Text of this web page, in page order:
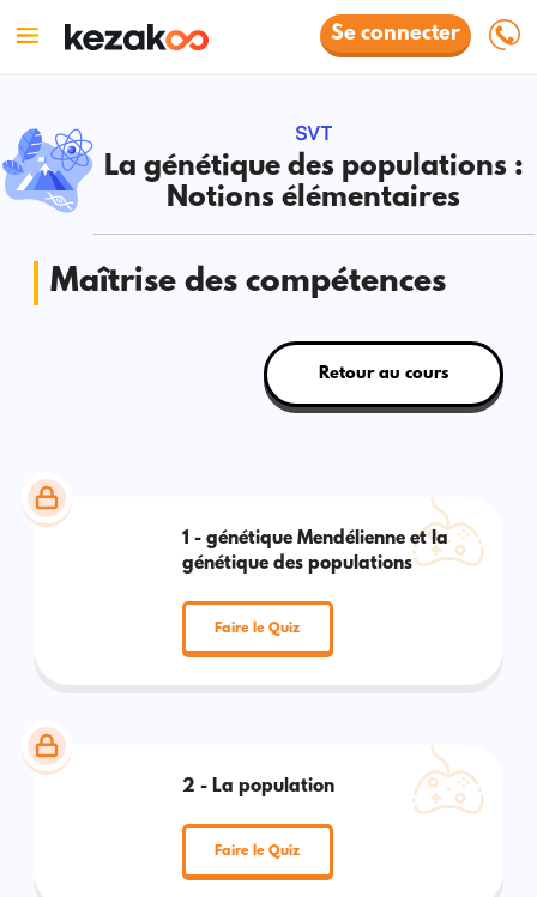
Se connecter
SVT
La génétique des populations :
Notions élémentaires
Maîtrise des compétences
Retour au cours
1 - génétique Mendélienne et la
génétique des populations
Faire le Quiz
2 - La population
Faire le Quiz